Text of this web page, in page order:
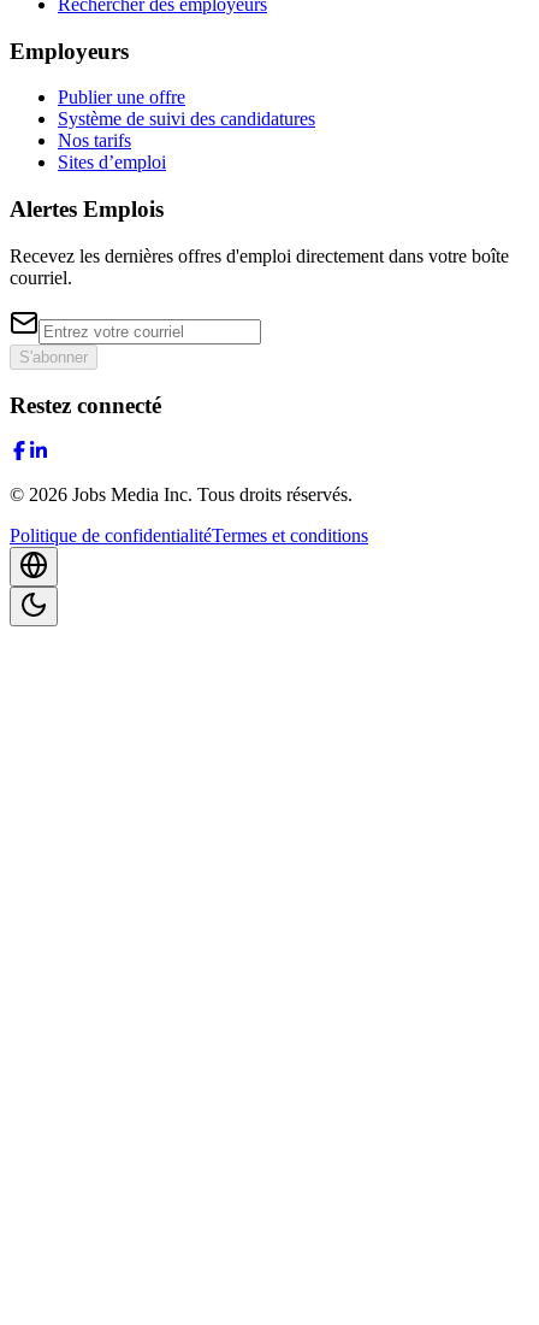
Rechercher des employeurs
Employeurs
Publier une offre
Système de suivi des candidatures
Nos tarifs
Sites d’emploi
Alertes Emplois
Recevez les dernières offres d'emploi directement dans votre boîte
courriel.
S'abonner
Restez connecté
© 2026 Jobs Media Inc. Tous droits réservés.
Politique de confidentialitéTermes et conditions